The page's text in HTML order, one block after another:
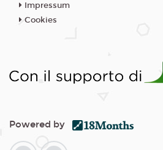
Impressum
Cookies
Powered by